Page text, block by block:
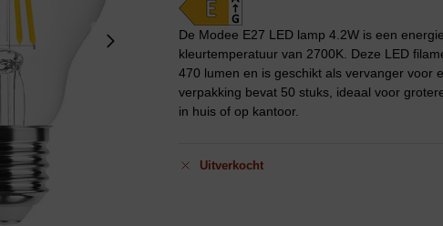
De Modee E27 LED lamp 4.2W is een
kleurtemperatuur van 2700K. Deze LED
470 lumen en is geschikt als vervanger voor
verpakking bevat 50 stuks, ideaal voor
in huis of op kantoor.
Uitverkocht